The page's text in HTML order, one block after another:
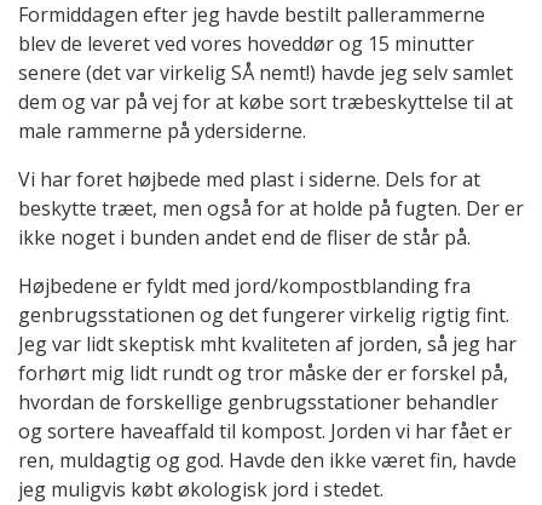
Formiddagen efter jeg havde bestilt pallerammerne
blev de leveret ved vores hoveddør og 15 minutter
senere (det var virkelig SÅ nemt!) havde jeg selv samlet
dem og var på vej for at købe sort træbeskyttelse til at
male rammerne på ydersiderne.
Vi har foret højbede med plast i siderne. Dels for at
beskytte træet, men også for at holde på fugten. Der er
ikke noget i bunden andet end de fliser de står på.
Højbedene er fyldt med jord/kompostblanding fra
genbrugsstationen og det fungerer virkelig rigtig fint.
Jeg var lidt skeptisk mht kvaliteten af jorden, så jeg har
forhørt mig lidt rundt og tror måske der er forskel på,
hvordan de forskellige genbrugsstationer behandler
og sortere haveaffald til kompost. Jorden vi har fået er
ren, muldagtig og god. Havde den ikke været fin, havde
jeg muligvis købt økologisk jord i stedet.